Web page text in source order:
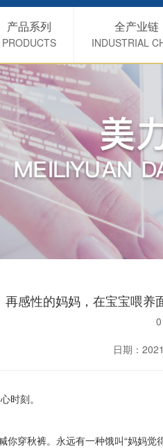
产品系列
PRODUCTS
全产业链
INDUSTRIAL
再感性的妈妈，在宝宝喂养
0
日期：
时刻。
你穿秋裤。永远有一种饿叫“妈